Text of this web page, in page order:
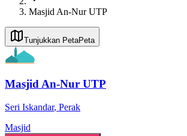
Masjid An-Nur UTP
Tunjukkan PetaPeta
Masjid An-Nur UTP
Seri Iskandar, Perak
Masjid